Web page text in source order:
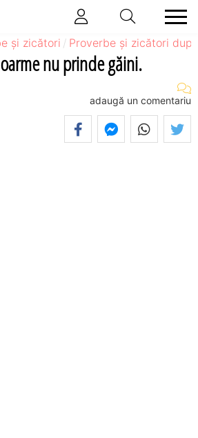
și zicători Proverbe și zicători
nu prinde găini.
adaugă un comentariu